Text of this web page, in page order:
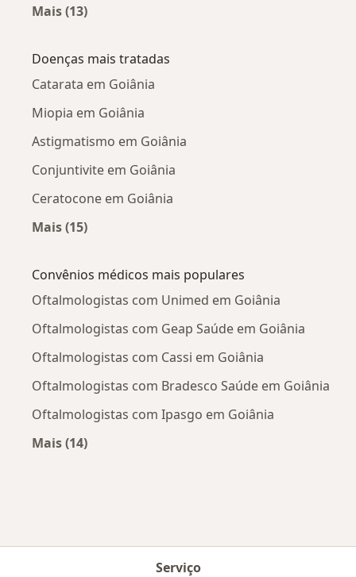
Mais (13)
Doenças mais tratadas
Catarata em Goiânia
Miopia em Goiânia
Astigmatismo em Goiânia
Conjuntivite em Goiânia
Ceratocone em Goiânia
Mais (15)
Convênios médicos mais populares
Oftalmologistas com Unimed em Goiânia
Oftalmologistas com Geap Saúde em Goiânia
Oftalmologistas com Cassi em Goiânia
Oftalmologistas com Bradesco Saúde em Goiânia
Oftalmologistas com Ipasgo em Goiânia
Mais (14)
Serviço